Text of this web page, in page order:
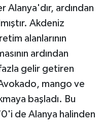
Alanya'dır, ardından
Akdeniz
alanlarının
ardından
gelir getiren
mango ve
başladı. Bu
de Alanya halinden